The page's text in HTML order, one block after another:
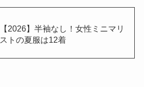
【2026】半袖なし！女性ミニマリ
ストの夏服は12着